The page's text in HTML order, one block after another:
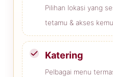
Pilihan lokasi yang
tetamu & akses
Katering
Pelbagai menu